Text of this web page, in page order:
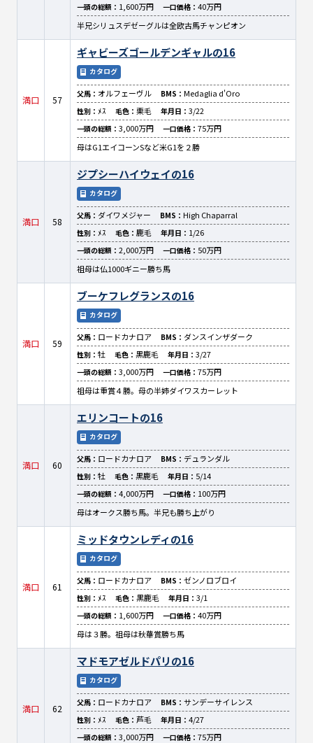
一頭の総額： 1,600万円 一口価格： 40万円
半兄シリュスデゼーグルは全欧古馬チャンピオン
満口 57
ギャビーズゴールデンギャルの16
カタログ
父馬： オルフェーヴル BMS： Medaglia d'Oro
性別： ﾒｽ 毛色： 栗毛 年月日： 3/22
一頭の総額： 3,000万円 一口価格： 75万円
母はG1エイコーンSなど米G1を２勝
満口 58
ジプシーハイウェイの16
カタログ
父馬： ダイワメジャー BMS： High Chaparral
性別： ﾒｽ 毛色： 鹿毛 年月日： 1/26
一頭の総額： 2,000万円 一口価格： 50万円
祖母は仏1000ギニー勝ち馬
満口 59
ブーケフレグランスの16
カタログ
父馬： ロードカナロア BMS： ダンスインザダーク
性別： 牡 毛色： 黒鹿毛 年月日： 3/27
一頭の総額： 3,000万円 一口価格： 75万円
祖母は重賞４勝。母の半姉ダイワスカーレット
満口 60
エリンコートの16
カタログ
父馬： ロードカナロア BMS： デュランダル
性別： 牡 毛色： 黒鹿毛 年月日： 5/14
一頭の総額： 4,000万円 一口価格： 100万円
母はオークス勝ち馬。半兄も勝ち上がり
満口 61
ミッドタウンレディの16
カタログ
父馬： ロードカナロア BMS： ゼンノロブロイ
性別： ﾒｽ 毛色： 黒鹿毛 年月日： 3/1
一頭の総額： 1,600万円 一口価格： 40万円
母は３勝。祖母は秋華賞勝ち馬
満口 62
マドモアゼルドパリの16
カタログ
父馬： ロードカナロア BMS： サンデーサイレンス
性別： ﾒｽ 毛色： 芦毛 年月日： 4/27
一頭の総額： 3,000万円 一口価格： 75万円